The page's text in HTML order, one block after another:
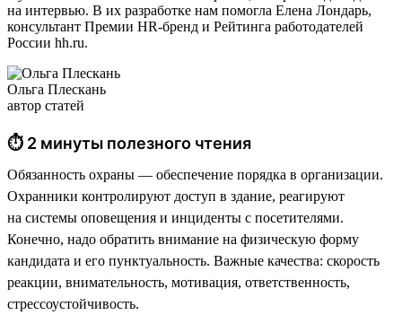
на интервью. В их разработке нам помогла Елена Лондарь,
консультант Премии HR-бренд и Рейтинга работодателей
России hh.ru.
Ольга Плескань
автор статей
⏱ 2 минуты полезного чтения
Обязанность охраны — обеспечение порядка в организации.
Охранники контролируют доступ в здание, реагируют
на системы оповещения и инциденты с посетителями.
Конечно, надо обратить внимание на физическую форму
кандидата и его пунктуальность. Важные качества: скорость
реакции, внимательность, мотивация, ответственность,
стрессоустойчивость.